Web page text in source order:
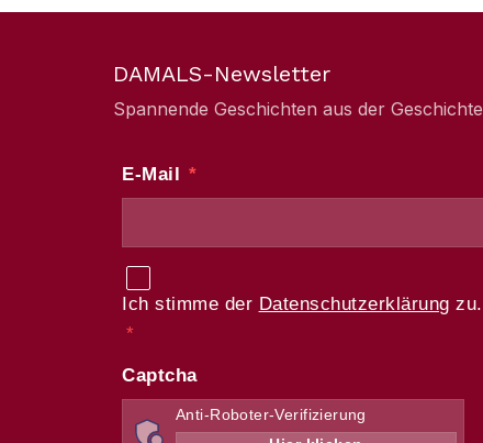
DAMALS-Newsletter
Spannende Geschichten aus der